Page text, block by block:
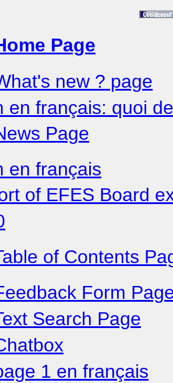
Page
new ? page
en français: quoi
Page
en français
of EFES Board
of Contents
Form
Search Page
1 en français